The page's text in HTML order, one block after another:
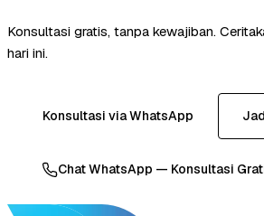
Konsultasi gratis, tanpa kewajiban.
hari ini.
Konsultasi via WhatsApp
Chat WhatsApp — Konsultasi